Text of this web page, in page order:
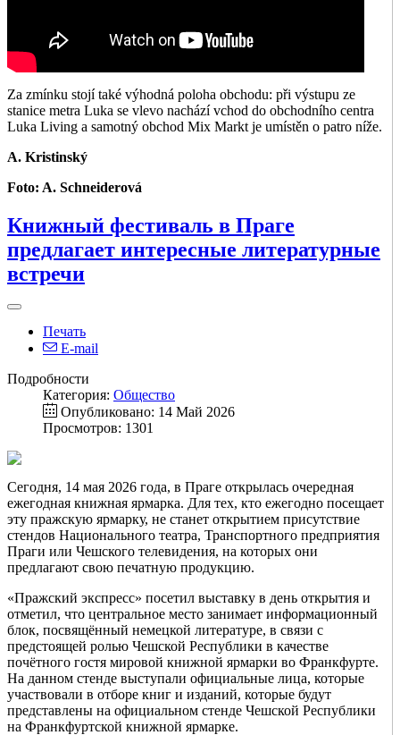
Za zmínku stojí také výhodná poloha obchodu: při výstupu ze
stanice metra Luka se vlevo nachází vchod do obchodního centra
Luka Living a samotný obchod Mix Markt je umístěn o patro níže.
A. Kristinský
Foto: A. Schneiderová
Книжный фестиваль в Праге
предлагает интересные литературные
встречи
Печать
E-mail
Подробности
Категория: Общество
Опубликовано: 14 Май 2026
Просмотров: 1301
Сегодня, 14 мая 2026 года, в Праге открылась очередная
ежегодная книжная ярмарка. Для тех, кто ежегодно посещает
эту пражскую ярмарку, не станет открытием присутствие
стендов Национального театра, Транспортного предприятия
Праги или Чешского телевидения, на которых они
предлагают свою печатную продукцию.
«Пражский экспресс» посетил выставку в день открытия и
отметил, что центральное место занимает информационный
блок, посвящённый немецкой литературе, в связи с
предстоящей ролью Чешской Республики в качестве
почётного гостя мировой книжной ярмарки во Франкфурте.
На данном стенде выступали официальные лица, которые
участвовали в отборе книг и изданий, которые будут
представлены на официальном стенде Чешской Республики
на Франкфуртской книжной ярмарке.